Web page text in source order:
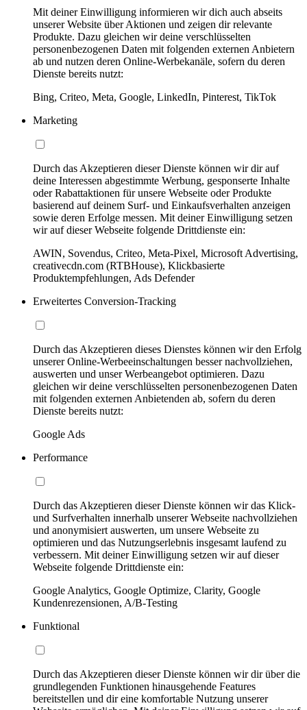
Mit deiner Einwilligung informieren wir dich auch abseits
unserer Website über Aktionen und zeigen dir relevante
Produkte. Dazu gleichen wir deine verschlüsselten
personenbezogenen Daten mit folgenden externen Anbietern
ab und nutzen deren Online-Werbekanäle, sofern du deren
Dienste bereits nutzt:
Bing, Criteo, Meta, Google, LinkedIn, Pinterest, TikTok
Marketing
Durch das Akzeptieren dieser Dienste können wir dir auf
deine Interessen abgestimmte Werbung, gesponserte Inhalte
oder Rabattaktionen für unsere Webseite oder Produkte
basierend auf deinem Surf- und Einkaufsverhalten anzeigen
sowie deren Erfolge messen. Mit deiner Einwilligung setzen
wir auf dieser Webseite folgende Drittdienste ein:
AWIN, Sovendus, Criteo, Meta-Pixel, Microsoft Advertising,
creativecdn.com (RTBHouse), Klickbasierte
Produktempfehlungen, Ads Defender
Erweitertes Conversion-Tracking
Durch das Akzeptieren dieses Dienstes können wir den Erfolg
unserer Online-Werbeeinschaltungen besser nachvollziehen,
auswerten und unser Werbeangebot optimieren. Dazu
gleichen wir deine verschlüsselten personenbezogenen Daten
mit folgenden externen Anbietenden ab, sofern du deren
Dienste bereits nutzt:
Google Ads
Performance
Durch das Akzeptieren dieser Dienste können wir das Klick-
und Surfverhalten innerhalb unserer Webseite nachvollziehen
und anonymisiert auswerten, um unsere Webseite zu
optimieren und das Nutzungserlebnis insgesamt laufend zu
verbessern. Mit deiner Einwilligung setzen wir auf dieser
Webseite folgende Drittdienste ein:
Google Analytics, Google Optimize, Clarity, Google
Kundenrezensionen, A/B-Testing
Funktional
Durch das Akzeptieren dieser Dienste können wir dir über die
grundlegenden Funktionen hinausgehende Features
bereitstellen und dir eine komfortable Nutzung unserer